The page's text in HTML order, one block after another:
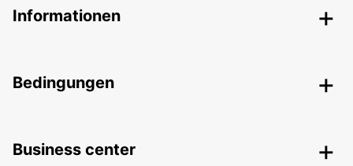
Informationen
Bedingungen
Business center